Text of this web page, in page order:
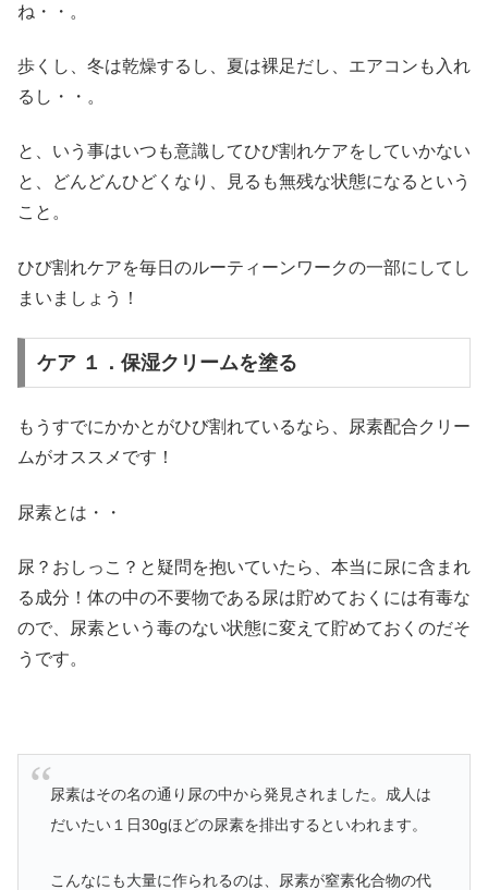
ね・・。
歩くし、冬は乾燥するし、夏は裸足だし、エアコンも入れ
るし・・。
と、いう事はいつも意識してひび割れケアをしていかない
と、どんどんひどくなり、見るも無残な状態になるという
こと。
ひび割れケアを毎日のルーティーンワークの一部にしてし
まいましょう！
ケア １．保湿クリームを塗る
もうすでにかかとがひび割れているなら、尿素配合クリー
ムがオススメです！
尿素とは・・
尿？おしっこ？と疑問を抱いていたら、本当に尿に含まれ
る成分！体の中の不要物である尿は貯めておくには有毒な
ので、尿素という毒のない状態に変えて貯めておくのだそ
うです。
尿素はその名の通り尿の中から発見されました。成人は
だいたい１日30gほどの尿素を排出するといわれます。
こんなにも大量に作られるのは、尿素が窒素化合物の代